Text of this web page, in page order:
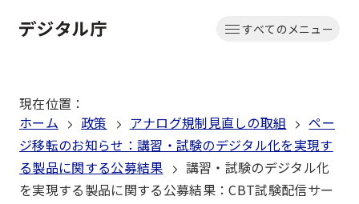
文
動
すべてのメニュー
現在位置 ：
ホーム
政策 アナログ規制見直しの取組
ペー
ジ移転のお知らせ：講習・試験のデジタル化を実現す
る製品に関する公募結果
講習・試験のデジタル化
を実現する製品に関する公募結果：CBT試験配信サー